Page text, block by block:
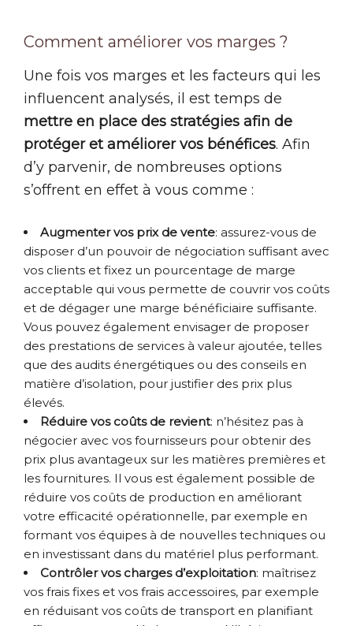
Comment améliorer vos marges ?
Une fois vos marges et les facteurs qui les
influencent analysés, il est temps de
mettre en place des stratégies afin de
protéger et améliorer vos bénéfices. Afin
d’y parvenir, de nombreuses options
s’offrent en effet à vous comme :
Augmenter vos prix de vente: assurez-vous de
disposer d’un pouvoir de négociation suffisant avec
vos clients et fixez un pourcentage de marge
acceptable qui vous permette de couvrir vos coûts
et de dégager une marge bénéficiaire suffisante.
Vous pouvez également envisager de proposer
des prestations de services à valeur ajoutée, telles
que des audits énergétiques ou des conseils en
matière d’isolation, pour justifier des prix plus
élevés.
Réduire vos coûts de revient: n’hésitez pas à
négocier avec vos fournisseurs pour obtenir des
prix plus avantageux sur les matières premières et
les fournitures. Il vous est également possible de
réduire vos coûts de production en améliorant
votre efficacité opérationnelle, par exemple en
formant vos équipes à de nouvelles techniques ou
en investissant dans du matériel plus performant.
Contrôler vos charges d’exploitation: maîtrisez
vos frais fixes et vos frais accessoires, par exemple
en réduisant vos coûts de transport en planifiant